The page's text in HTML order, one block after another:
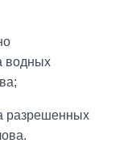
водных
разрешенных